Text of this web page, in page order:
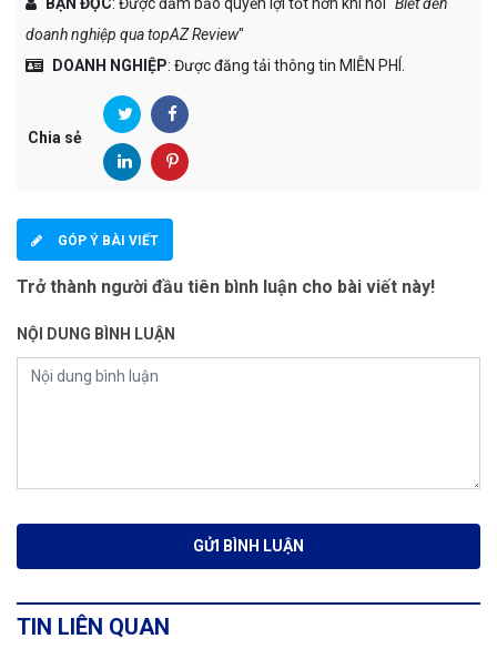
doanh nghiệp qua topAZ Review"
DOANH NGHIỆP: Được đăng tải thông tin MIỄN PHÍ.
Chia sẻ
GÓP Ý BÀI VIẾT
Trở thành người đầu tiên bình luận cho bài viết này!
NỘI DUNG BÌNH LUẬN
TIN LIÊN QUAN